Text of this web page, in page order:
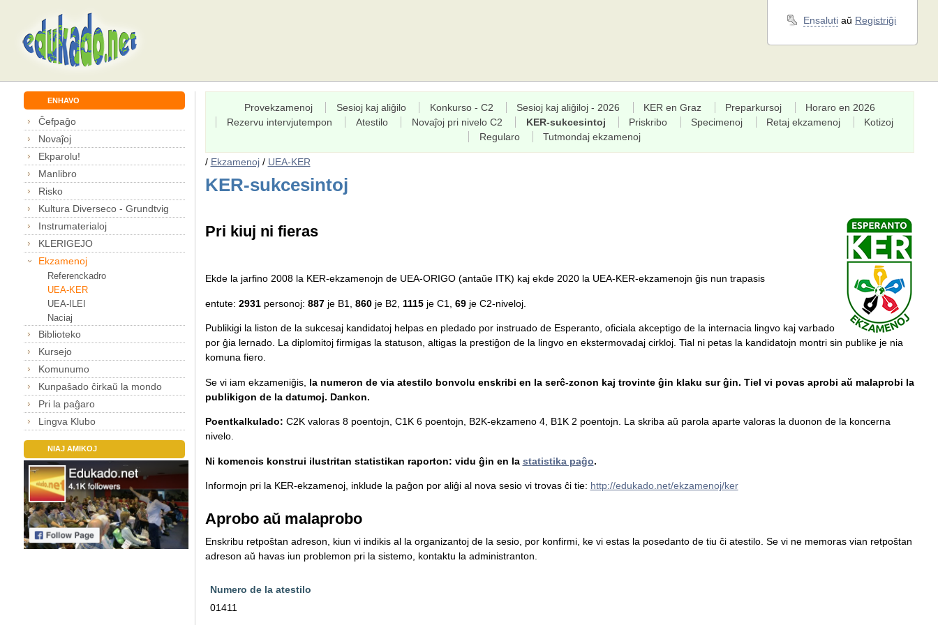
Ensaluti aŭ Registriĝi
ENHAVO
Ĉefpaĝo
Novaĵoj
Ekparolu!
Manlibro
Risko
Kultura Diverseco - Grundtvig
Instrumaterialoj
KLERIGEJO
Ekzamenoj
Referenckadro
UEA-KER
UEA-ILEI
Naciaj
Biblioteko
Kursejo
Komunumo
Kunpaŝado ĉirkaŭ la mondo
Pri la paĝaro
Lingva Klubo
NIAJ AMIKOJ
Provekzamenoj Sesioj kaj aliĝilo Konkurso - C2 Sesioj kaj aliĝiloj - 2026 KER en Graz Preparkursoj
Horaro en 2026
Rezervu intervjutempon
Atestilo Novaĵoj pri nivelo C2 KER-sukcesintoj Priskribo Specimenoj Retaj ekzamenoj
Kotizoj
Regularo
Tutmondaj ekzamenoj
/ Ekzamenoj/ UEA-KER
KER-sukcesintoj
Pri kiuj ni fieras
Ekde la jarfino 2008 la KER-ekzamenojn de UEA-ORIGO (antaŭe ITK) kaj ekde 2020 la UEA-KER-ekzamenojn ĝis nun trapasis
entute: 2931personoj: 887je B1, 860je B2, 1115je C1, 69je C2-niveloj.
Publikigi la liston de la sukcesaj kandidatoj helpas en pledado por instruado de Esperanto, oficiala akceptigo de la internacia lingvo kaj varbado
por ĝia lernado. La diplomitoj firmigas la statuson, altigas la prestiĝon de la lingvo en ekstermovadaj cirkloj. Tial ni petas la kandidatojn montri sin publike je nia
komuna fiero.
Se vi iam ekzameniĝis, la numeron de via atestilo bonvolu enskribi en la serĉ-zonon kaj trovinte ĝin klaku sur ĝin. Tiel vi povas aprobi aŭ malaprobi la
publikigon de la datumoj. Dankon.
Poentkalkulado: C2K valoras 8 poentojn, C1K 6 poentojn, B2K-ekzameno 4, B1K 2 poentojn. La skriba aŭ parola aparte valoras la duonon de la koncerna
nivelo.
Ni komencis konstrui ilustritan statistikan raporton: vidu ĝin en la statistika paĝo.
Informojn pri la KER-ekzamenoj, inklude la paĝon por aliĝi al nova sesio vi trovas ĉi tie: http://edukado.net/ekzamenoj/ker
Aprobo aŭ malaprobo
Enskribu retpoŝtan adreson, kiun vi indikis al la organizantoj de la sesio, por konfirmi, ke vi estas la posedanto de tiu ĉi atestilo. Se vi ne memoras vian retpoŝtan
adreson aŭ havas iun problemon pri la sistemo, kontaktu la administranton.
Numero de la atestilo
01411